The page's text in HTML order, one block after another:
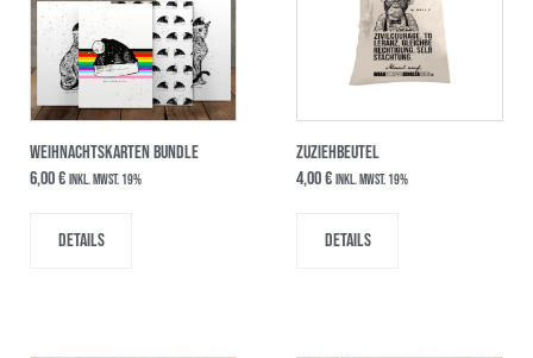
Weihnachtskarten Bundle
6,00€ inkl. MwSt. 19%
Details
ZUZIEHBEUTEL
4,00€ inkl. MwSt. 19%
Details